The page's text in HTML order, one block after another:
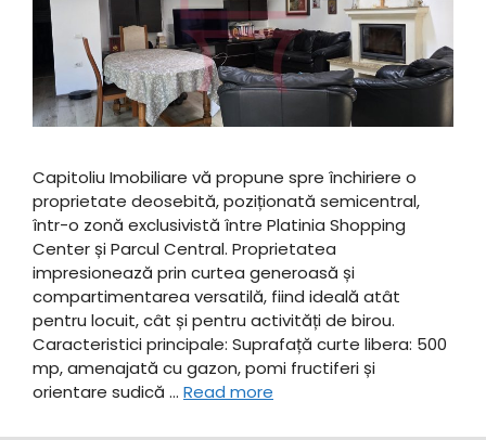
Capitoliu Imobiliare vă propune spre închiriere o
proprietate deosebită, poziționată semicentral,
într-o zonă exclusivistă între Platinia Shopping
Center și Parcul Central. Proprietatea
impresionează prin curtea generoasă și
compartimentarea versatilă, fiind ideală atât
pentru locuit, cât și pentru activități de birou. ​
Caracteristici principale: ​Suprafață curte libera: 500
mp, amenajată cu gazon, pomi fructiferi și
orientare sudică … Read more